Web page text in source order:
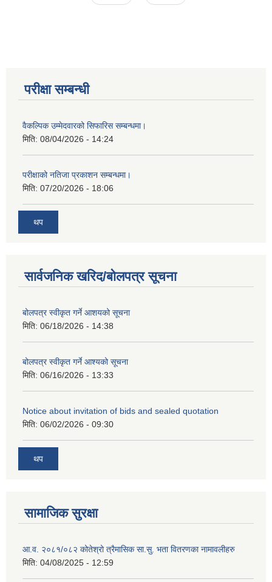
परीक्षा सम्बन्धी
वैकल्पिक उम्मेदवारको सिफारिस सम्बन्धमा।
मिति: 08/04/2026 - 14:24
परीक्षाको नतिजा प्रकाशन सम्बन्धमा।
मिति: 07/20/2026 - 18:06
थप
सार्वजनिक खरिद/बोलपत्र सूचना
बोलपत्र स्वीकृत गर्ने आशयको सूचना
मिति: 06/18/2026 - 14:38
बोलपत्र स्वीकृत गर्ने आश्यको सूचना
मिति: 06/16/2026 - 13:33
Notice about invitation of bids and sealed quotation
मिति: 06/02/2026 - 09:30
थप
सामाजिक सुरक्षा
आ.व. २०८१/०८२ कोतेश्रो त्रैमासिक सा.सु. भता वितरणका नामावलीहरु
मिति: 04/08/2025 - 12:59